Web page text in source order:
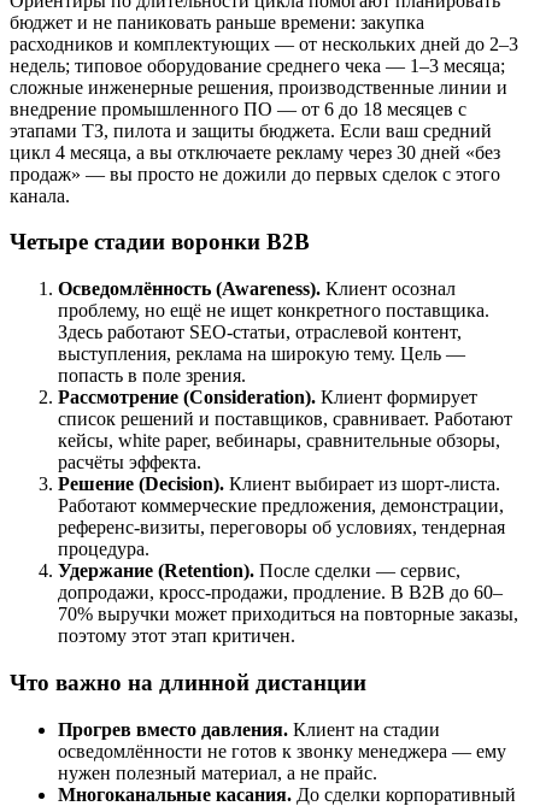
бюджет и не паниковать раньше времени: закупка
расходников и комплектующих — от нескольких дней до 2–3
недель; типовое оборудование среднего чека — 1–3 месяца;
сложные инженерные решения, производственные линии и
внедрение промышленного ПО — от 6 до 18 месяцев с
этапами ТЗ, пилота и защиты бюджета. Если ваш средний
цикл 4 месяца, а вы отключаете рекламу через 30 дней «без
продаж» — вы просто не дожили до первых сделок с этого
канала.
Четыре стадии воронки B2B
Осведомлённость (Awareness). Клиент осознал
проблему, но ещё не ищет конкретного поставщика.
Здесь работают SEO-статьи, отраслевой контент,
выступления, реклама на широкую тему. Цель —
попасть в поле зрения.
Рассмотрение (Consideration). Клиент формирует
список решений и поставщиков, сравнивает. Работают
кейсы, white paper, вебинары, сравнительные обзоры,
расчёты эффекта.
Решение (Decision). Клиент выбирает из шорт-листа.
Работают коммерческие предложения, демонстрации,
референс-визиты, переговоры об условиях, тендерная
процедура.
Удержание (Retention). После сделки — сервис,
допродажи, кросс-продажи, продление. В B2B до 60–
70% выручки может приходиться на повторные заказы,
поэтому этот этап критичен.
Что важно на длинной дистанции
Прогрев вместо давления. Клиент на стадии
осведомлённости не готов к звонку менеджера — ему
нужен полезный материал, а не прайс.
Многоканальные касания. До сделки корпоративный